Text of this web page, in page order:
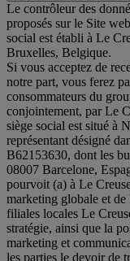
Le contrôleur des
proposés sur le Site
social est établi à Le
Bruxelles, Belgique.
Si vous acceptez de
notre part, vous ferez
consommateurs du
conjointement, par Le
siège social est situé à
représentant désigné
B62153630, dont les
08007 Barcelone,
pourvoit (a) à Le
marketing globale et de
filiales locales Le
stratégie, ainsi que la
marketing et
les parties le devoir de